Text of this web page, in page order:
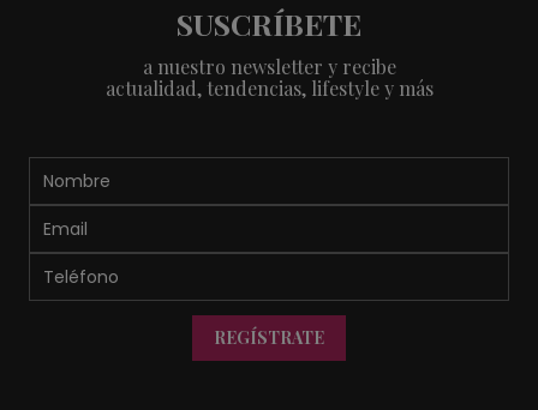
SUSCRÍBETE
a nuestro newsletter y recibe
actualidad, tendencias, lifestyle y más
REGÍSTRATE